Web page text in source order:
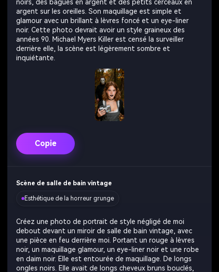
noirs, des bagues en argent et des petits cerceaux en
argent sur les oreilles. Son maquillage est simple et
glamour avec un brillant à lèvres foncé et un eye-liner
noir. Cette photo devrait avoir un style graineux des
années 90. Michael Myers Killer est censé la surveiller
derrière elle, la scène est légèrement sombre et
inquiétante.
Copie
Scène de salle de bain vintage
Esthétique de la horreur grunge
Créez une photo de portrait de style négligé de moi
debout devant un miroir de salle de bain vintage, avec
une pièce en feu derrière moi. Portant un rouge à lèvres
noir, un maquillage glamour, un eye-liner noir et une robe
en daim noir. Elle est entourée de maquillage. De longs
ongles noirs. Elle avait de longs cheveux bruns bouclés,